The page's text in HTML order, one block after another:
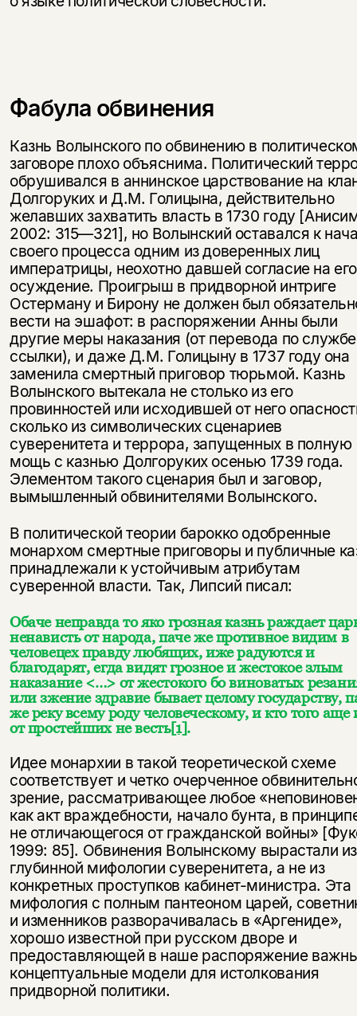
Фабула обвинения
Казнь Волынского по обвинению в
заговоре плохо объяснима. Политический
обрушивался в аннинское царствование на
Долгоруких и Д.М. Голицына, действительно
желавших захватить власть в 1730 году
2002: 315—321], но Волынский оставался к
своего процесса одним из доверенных лиц
императрицы, неохотно давшей согласие на его
осуждение. Проигрыш в придворной интриге
Остерману и Бирону не должен был
вести на эшафот: в распоряжении Анны были
другие меры наказания (от перевода по
ссылки), и даже Д.М. Голицыну в 1737 году она
заменила смертный приговор тюрьмой. Казнь
Волынского вытекала не столько из его
провинностей или исходившей от него
сколько из символических сценариев
суверенитета и террора, запущенных в полную
мощь с казнью Долгоруких осенью 1739 года.
Элементом такого сценария был и заговор,
вымышленный обвинителями Волынского.
В политической теории барокко одобренные
монархом смертные приговоры и публичные
принадлежали к устойчивым атрибутам
суверенной власти. Так, Липсий писал:
Обаче неправда то яко грозная казнь раждает
ненависть от народа, паче же противное видим в
человецех правду любящих, иже радуются и
благодарят, егда видят грозное и жестокое злым
наказание <…> от жестокого бо виноватых
или зжение здравие бывает целому государству,
же реку всему роду человеческому, и кто того аще
от простейших не весть[1].
Идее монархии в такой теоретической схеме
соответствует и четко очерченное
зрение, рассматривающее любое
как акт враждебности, начало бунта, в
не отличающегося от гражданской войны»
1999: 85]. Обвинения Волынскому вырастали из
глубинной мифологии суверенитета, а не из
конкретных проступков кабинет-министра. Эта
мифология с полным пантеоном царей,
и изменников разворачивалась в «Аргениде»,
хорошо известной при русском дворе и
предоставляющей в наше распоряжение
концептуальные модели для истолкования
придворной политики.